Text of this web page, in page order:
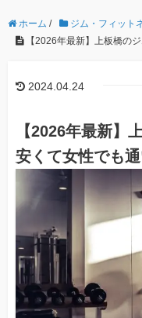
ホーム / ジム・フィット
【2026年最新】上板橋の
2024.04.24
【2026年最新】
安くて女性でも通